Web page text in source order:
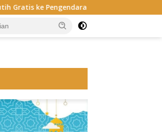
Bukan di Bali, Ngaben Massal